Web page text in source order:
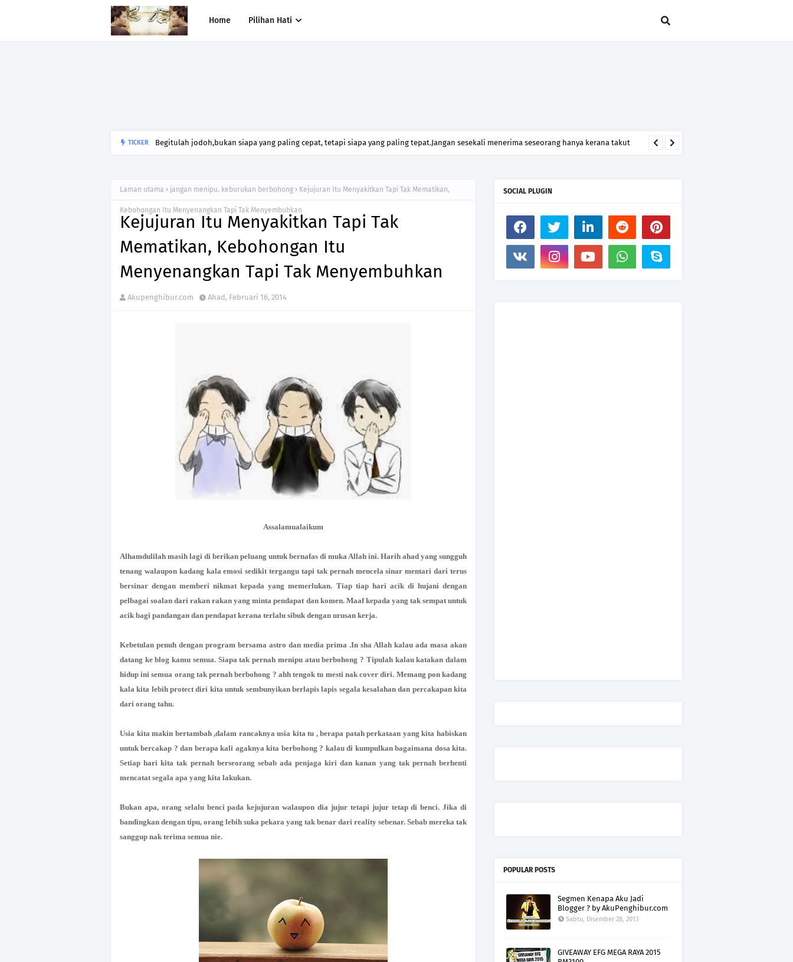
Home Pilihan Hati
TICKER
Begitulah jodoh,bukan siapa yang paling cepat, tetapi siapa yang paling tepat.Jangan sesekali menerima seseorang hanya kerana takut
Laman utama jangan menipu. keburukan berbohong Kejujuran Itu Menyakitkan Tapi Tak Mematikan,
Kebohongan Itu Menyenangkan Tapi Tak Menyembuhkan
Kejujuran Itu Menyakitkan Tapi Tak
Mematikan, Kebohongan Itu
Menyenangkan Tapi Tak Menyembuhkan
Akupenghibur.com Ahad, Februari 16, 2014
Assalamualaikum
Alhamdulilah masih lagi di berikan peluang untuk bernafas di muka Allah ini. Harih ahad yang sungguh
tenang walaupon kadang kala emosi sedikit tergangu tapi tak pernah mencela sinar mentari dari terus
bersinar dengan memberi nikmat kepada yang memerlukan. Tiap tiap hari acik di hujani dengan
pelbagai soalan dari rakan rakan yang minta pendapat dan komen. Maaf kepada yang tak sempat untuk
acik bagi pandangan dan pendapat kerana terlalu sibuk dengan urusan kerja.
Kebetulan penuh dengan program bersama astro dan media prima .In sha Allah kalau ada masa akan
datang ke blog kamu semua. Siapa tak pernah menipu atau berbohong ? Tipulah kalau katakan dalam
hidup ini semua orang tak pernah berbohong ? ahh tengok tu mesti nak cover diri. Memang pon kadang
kala kita lebih protect diri kita untuk sembunyikan berlapis lapis segala kesalahan dan percakapan kita
dari orang tahu.
Usia kita makin bertambah ,dalam rancaknya usia kita tu , berapa patah perkataan yang kita habiskan
untuk bercakap ? dan berapa kali agaknya kita berbohong ? kalau di kumpulkan bagaimana dosa kita.
Setiap hari kita tak pernah berseorang sebab ada penjaga kiri dan kanan yang tak pernah berhenti
mencatat segala apa yang kita lakukan.
Bukan apa, orang selalu benci pada kejujuran walaupon dia jujur tetapi jujur tetap di benci. Jika di
bandingkan dengan tipu, orang lebih suka pekara yang tak benar dari reality sebenar. Sebab mereka tak
sanggup nak terima semua nie.
SOCIAL PLUGIN
POPULAR POSTS
Segmen Kenapa Aku Jadi
Blogger ? by AkuPenghibur.com
Sabtu, Disember 28, 2013
GIVEAWAY EFG MEGA RAYA 2015